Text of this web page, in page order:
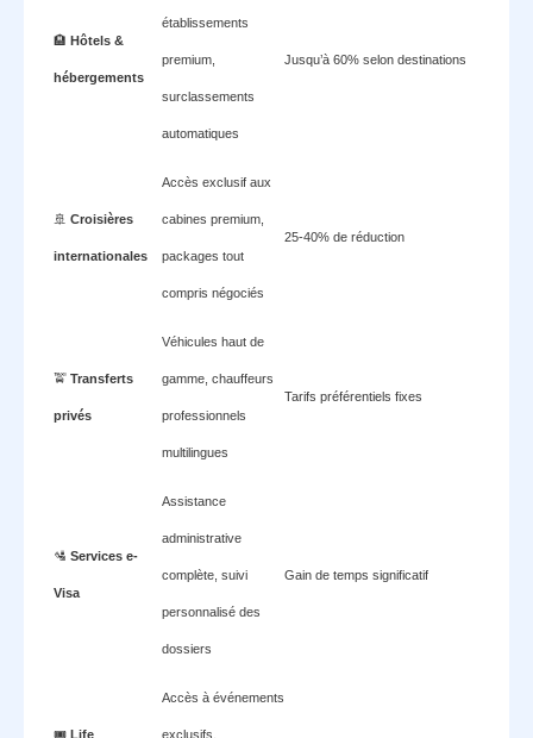
🏨 Hôtels &
hébergements
établissements
premium,
surclassements
automatiques
Jusqu’à 60% selon destinations
🚢 Croisières
internationales
Accès exclusif aux
cabines premium,
packages tout
compris négociés
25-40% de réduction
🚖 Transferts
privés
Véhicules haut de
gamme, chauffeurs
professionnels
multilingues
Tarifs préférentiels fixes
🛂 Services e-
Visa
Assistance
administrative
complète, suivi
personnalisé des
dossiers
Gain de temps significatif
🎟️ Life
Accès à événements
exclusifs,